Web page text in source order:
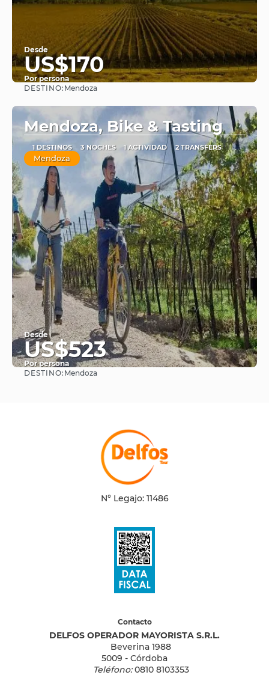
Desde
US$170
Por persona
DESTINO: Mendoza
Mendoza, Bike & Tasting
1 DESTINOS 3 NOCHES 1 ACTIVIDAD 2 TRANSFERS
Mendoza
Desde
US$523
Por persona
DESTINO: Mendoza
N° Legajo: 11486
Contacto
DELFOS OPERADOR MAYORISTA S.R.L.
Beverina 1988
5009 - Córdoba
Teléfono:0810 8103353